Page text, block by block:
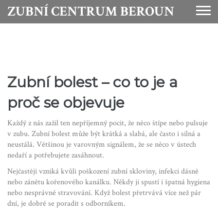
ZUBNÍ CENTRUM BEROUN
Zubní bolest – co to je a
proč se objevuje
Každý z nás zažil ten nepříjemný pocit, že něco štípe nebo pulsuje
v zubu. Zubní bolest může být krátká a slabá, ale často i silná a
neustálá. Většinou je varovným signálem, že se něco v ústech
nedaří a potřebujete zasáhnout.
Nejčastěji vzniká kvůli poškození zubní skloviny, infekci dásně
nebo zánětu kořenového kanálku. Někdy ji spustí i špatná hygiena
nebo nesprávné stravování. Když bolest přetrvává více než pár
dní, je dobré se poradit s odborníkem.